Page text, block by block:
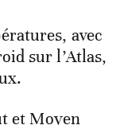
avec
sur l’Atlas,
et Moyen